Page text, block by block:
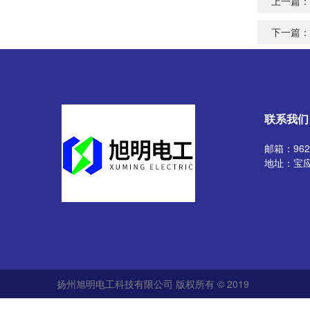
下一篇：
联系我们
邮箱：
地址：宝
扬州旭明电工科技有限公司 版权所有 © 2019